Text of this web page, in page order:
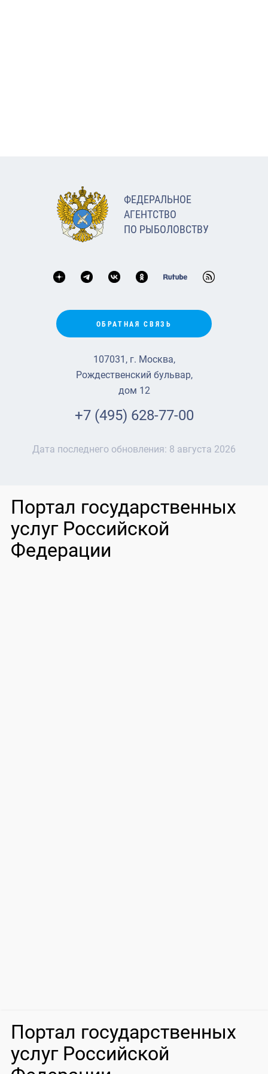
ФЕДЕРАЛЬНОЕ
АГЕНТСТВО
ПО РЫБОЛОВСТВУ
ОБРАТНАЯ СВЯЗЬ
107031, г. Москва,
Рождественский бульвар,
дом 12
+7 (495) 628-77-00
Дата последнего обновления: 8 августа 2026
Портал государственных
услуг Российской
Федерации
Портал государственных
услуг Российской